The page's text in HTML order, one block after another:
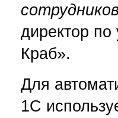
директор
Краб».
Для
1С